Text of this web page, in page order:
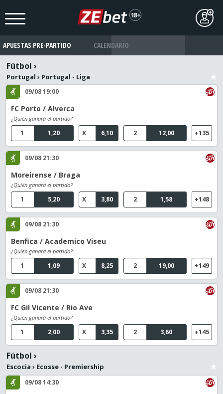
APUESTAS PRE-PARTIDO CALENDARIO
Fútbol ›
Portugal › Portugal - Liga
09/08 19:00
FC Porto / Alverca
¿Quién ganará el partido?
1,20
1 6,10
X 12,00
2 +135
09/08 21:30
Moreirense / Braga
¿Quién ganará el partido?
5,20
1 3,80
X 1,58
2 +148
09/08 21:30
Benfica / Academico Viseu
¿Quién ganará el partido?
1,09
1 8,25
X 19,00
2 +149
09/08 21:30
FC Gil Vicente / Rio Ave
¿Quién ganará el partido?
2,00
1 3,35
X 3,60
2 +145
Fútbol ›
Escocia › Ecosse - Premiership
09/08 14:30